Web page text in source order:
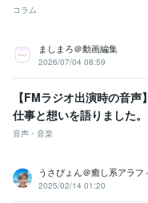
コラム
ましまろ＠動画編集
2026/07/04 08:59
【FMラジオ出演時の音
仕事と想いを語りました。
音声・音楽
うさぴょん＠癒し系アラフ
2025/02/14 01:20